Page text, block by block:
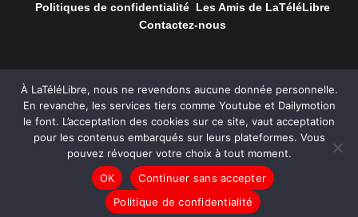
Politiques de confidentialité Les Amis de LaTéléLibre
Contactez-nous
LaTéléLibre.fr, ce site a été réalisé par l'agenceNOUS, Ouvert,
Utile & Simple
— Tous les contenus, sauf exception signalée, sont
sous licence Creative Commons .
À LaTéléLibre, nous ne revendons aucune donnée personnelle.
En revanche, les services tiers comme Youtube et Dailymotion
le font. L’acceptation des cookies sur ce site, vaut acceptation
pour les contenus embarqués sur leurs plateformes. Vous
pouvez révoquer votre choix à tout moment.
OK
Continuer sans accepter
Politique de confidentialité